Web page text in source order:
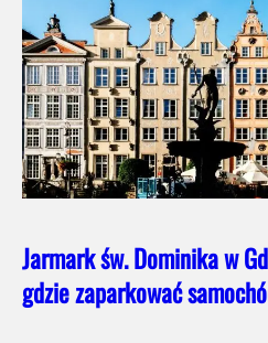
Jarmark św. Dominika w
gdzie zaparkować